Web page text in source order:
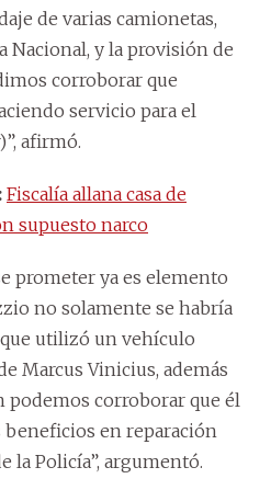
de varias camionetas,
Nacional, y la provisión de
corroborar que
servicio para el
afirmó.
Fiscalía allana casa de
supuesto narco
prometer ya es elemento
no solamente se habría
utilizó un vehículo
Marcus Vinicius, además
podemos corroborar que él
en reparación
la Policía”, argumentó.